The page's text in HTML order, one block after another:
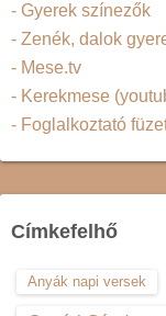
- Gyerek színezők
- Zenék, dalok
- Mese.tv
- Kerekmese
- Foglalkoztató
Címkefelhő
Anyák napi versek